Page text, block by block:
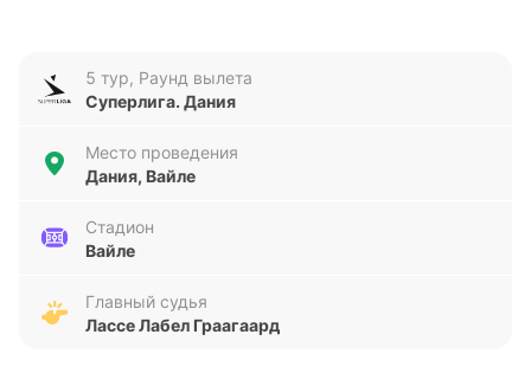
Анализ формы команд
нестабильные результаты: две ничьи и три
испытывает трудности в обороне, пропуская
больше голов, чем забивает. Копенгаген, напротив,
тремя победами, одной ничьей и одним
поражением, а также схожим количеством
5 тур, Раунд вылета
Суперлига. Дания
Место проведения
Дания, Вайле
Стадион
Вайле
Главный судья
Лассе Лабел Граагаард